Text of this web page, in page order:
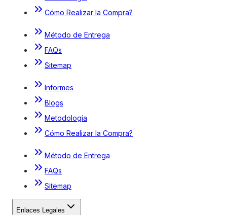
Cómo Realizar la Compra?
Método de Entrega
FAQs
Sitemap
Informes
Blogs
Metodología
Cómo Realizar la Compra?
Método de Entrega
FAQs
Sitemap
Enlaces Legales